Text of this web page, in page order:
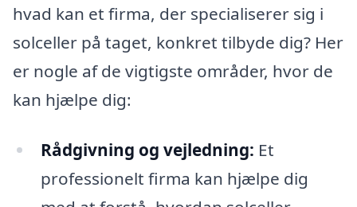
hvad kan et firma, der specialiserer sig i
solceller på taget, konkret tilbyde dig? Her
er nogle af de vigtigste områder, hvor de
kan hjælpe dig:
Rådgivning og vejledning: Et
professionelt firma kan hjælpe dig